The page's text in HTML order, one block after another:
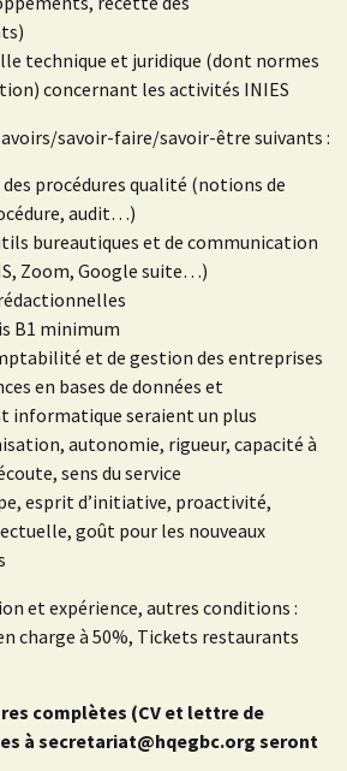
technique et juridique (dont normes
concernant les activités INIES
savoir-faire/savoir-être suivants :
des procédures qualité (notions de
audit…)
bureautiques et de communication
Zoom, Google suite…)
B1 minimum
et de gestion des entreprises
en bases de données et
informatique seraient un plus
autonomie, rigueur, capacité à
sens du service
esprit d’initiative, proactivité,
goût pour les nouveaux
et expérience, autres conditions :
charge à 50%, Tickets restaurants
complètes (CV et lettre de
à secretariat@hqegbc.org seront